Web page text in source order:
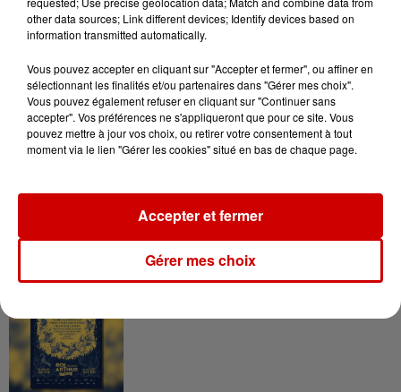
Duralex et la...
Jeux Voir plus
régions !
Gagnez vos places pour le
other data sources; Link different devices; Identify devices based on
information transmitted automatically.
Vous pouvez accepter en cliquant sur "Accepter et fermer", ou affiner en
sélectionnant les finalités et/ou partenaires dans "Gérer mes choix".
Vous pouvez également refuser en cliquant sur "Continuer sans
accepter". Vos préférences ne s'appliqueront que pour ce site. Vous
pouvez mettre à jour vos choix, ou retirer votre consentement à tout
moment via le lien "Gérer les cookies" situé en bas de chaque page.
Gérer mes choix
Accepter et fermer